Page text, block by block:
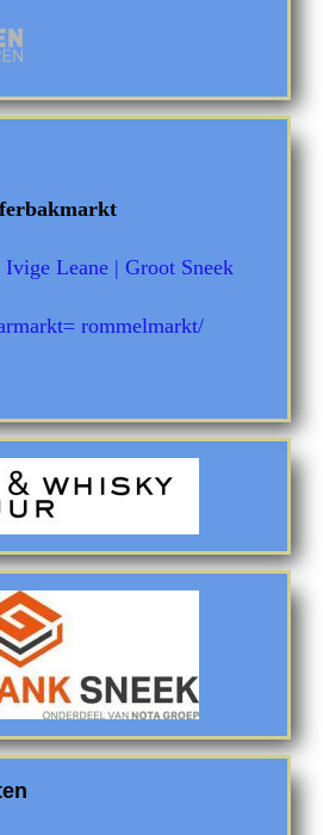
Leane | Groot Sneek
rommelmarkt/